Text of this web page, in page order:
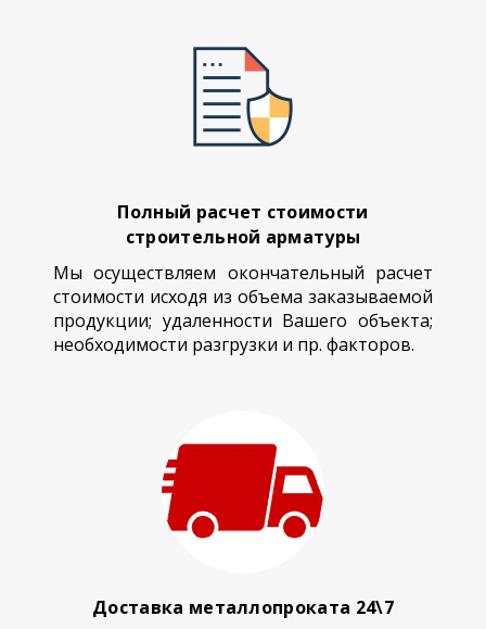
Полный расчет стоимости
строительной арматуры
Мы осуществляем окончательный расчет
стоимости исходя из объема заказываемой
продукции; удаленности Вашего объекта;
необходимости разгрузки и пр. факторов.
Доставка металлопроката 24\7